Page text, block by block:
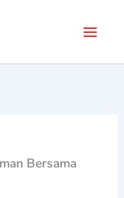
Bersama